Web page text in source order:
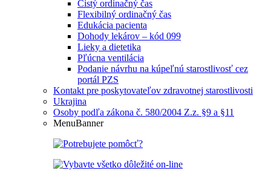
Čistý ordinačný čas
Flexibilný ordinačný čas
Edukácia pacienta
Dohody lekárov – kód 099
Lieky a dietetika
Pľúcna ventilácia
Podanie návrhu na kúpeľnú starostlivosť cez
portál PZS
Kontakt pre poskytovateľov zdravotnej starostlivosti
Ukrajina
Osoby podľa zákona č. 580/2004 Z.z. §9 a §11
MenuBanner